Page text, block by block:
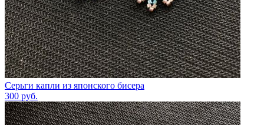
Серьги капли из японского бисера
300 руб.